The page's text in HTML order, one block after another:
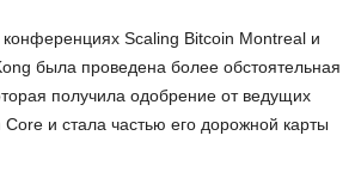
Scaling Bitcoin Montreal и
была проведена более обстоятельная
получила одобрение от ведущих
Core и стала частью его дорожной карты